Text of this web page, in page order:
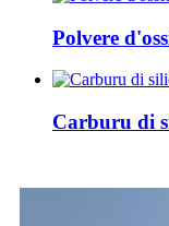
Polvere
Carburu di